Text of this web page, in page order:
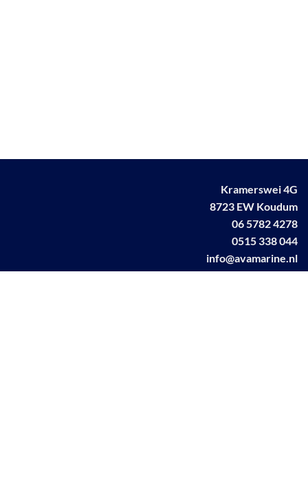
Kramerswei 4G
8723 EW Koudum
06 5782 4278
0515 338 044
info@avamarine.nl